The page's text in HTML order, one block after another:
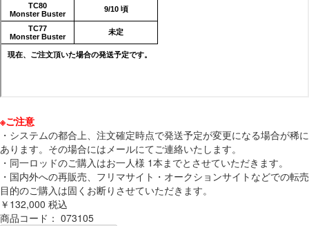
※ご注意
・システムの都合上、注文確定時点で発送予定が変更になる場合が稀に
あります。その場合にはメールにてご連絡いたします。
・同一ロッドのご購入はお一人様 1本までとさせていただきます。
・国内外への再販売、フリマサイト・オークションサイトなどでの転売
目的のご購入は固くお断りさせていただきます。
￥132,000 税込
商品コード： 073105